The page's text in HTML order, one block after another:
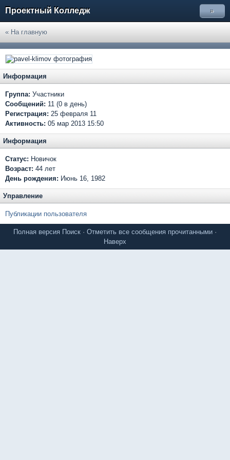
Проектный Колледж »
« На главную
Информация
Группа: Участники
Сообщений: 11 (0 в день)
Регистрация: 25 февраля 11
Активность: 05 мар 2013 15:50
Информация
Статус: Новичок
Возраст: 44 лет
День рождения: Июнь 16, 1982
Управление
Публикации пользователя
Полная версия Поиск · Отметить все сообщения прочитанными ·
Наверх